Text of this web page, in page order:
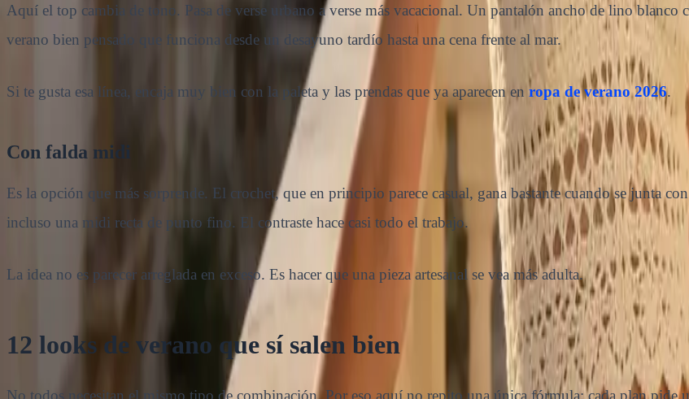
Aquí el top cambia de tono. Pasa de verse urbano a verse más vacacional. Un pantalón ancho de lino blanco
verano bien pensado que funciona desde un desayuno tardío hasta una cena frente al mar.
Si te gusta esa línea, encaja muy bien con la paleta y las prendas que ya aparecen en ropa de verano 2026.
Con falda midi
Es la opción que más sorprende. El crochet, que en principio parece casual, gana bastante cuando se junta
incluso una midi recta de punto fino. El contraste hace casi todo el trabajo.
La idea no es parecer arreglada en exceso. Es hacer que una pieza artesanal se vea más adulta.
12 looks de verano que sí salen bien
No todos necesitan el mismo tipo de combinación. Por eso aquí no repito una única fórmula; cada plan pide